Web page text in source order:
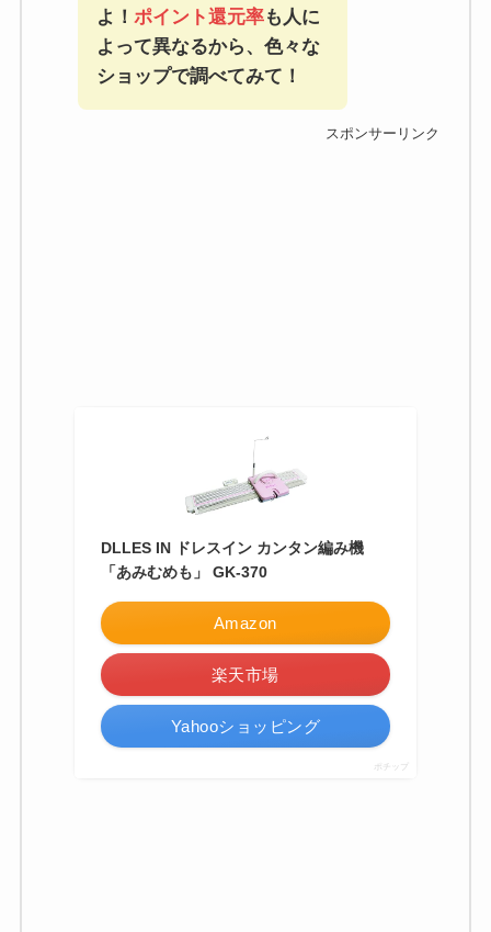
よ！ ポイント還元率も人に
よって異なるから、色々な
ショップで調べてみて！
スポンサーリンク
DLLES IN ドレスイン カンタン編み機
「あみむめも」 GK-370
Amazon
楽天市場
Yahooショッピング
ポチップ